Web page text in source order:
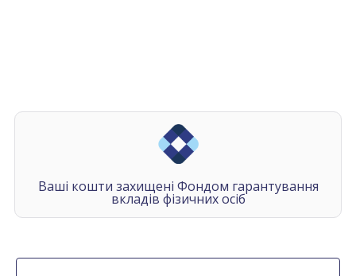
Ваші кошти захищені Фондом гарантування
вкладів фізичних осіб